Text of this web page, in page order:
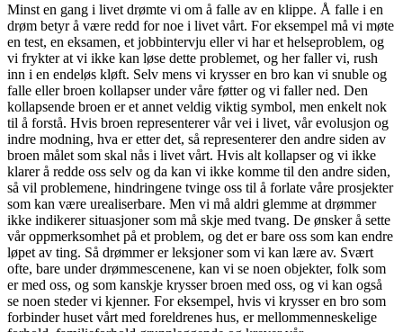
Minst en gang i livet drømte vi om å falle av en klippe. Å falle i en
drøm betyr å være redd for noe i livet vårt. For eksempel må vi møte
en test, en eksamen, et jobbintervju eller vi har et helseproblem, og
vi frykter at vi ikke kan løse dette problemet, og her faller vi, rush
inn i en endeløs kløft. Selv mens vi krysser en bro kan vi snuble og
falle eller broen kollapser under våre føtter og vi faller ned. Den
kollapsende broen er et annet veldig viktig symbol, men enkelt nok
til å forstå. Hvis broen representerer vår vei i livet, vår evolusjon og
indre modning, hva er etter det, så representerer den andre siden av
broen målet som skal nås i livet vårt. Hvis alt kollapser og vi ikke
klarer å redde oss selv og da kan vi ikke komme til den andre siden,
så vil problemene, hindringene tvinge oss til å forlate våre prosjekter
som kan være urealiserbare. Men vi må aldri glemme at drømmer
ikke indikerer situasjoner som må skje med tvang. De ønsker å sette
vår oppmerksomhet på et problem, og det er bare oss som kan endre
løpet av ting. Så drømmer er leksjoner som vi kan lære av. Svært
ofte, bare under drømmescenene, kan vi se noen objekter, folk som
er med oss, og som kanskje krysser broen med oss, og vi kan også
se noen steder vi kjenner. For eksempel, hvis vi krysser en bro som
forbinder huset vårt med foreldrenes hus, er mellommenneskelige